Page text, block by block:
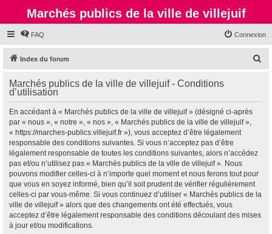
Marchés publics de la ville de villejuif
FAQ Connexion
Index du forum
h
Marchés publics de la ville de villejuif - Conditions
d’utilisation
En accédant à « Marchés publics de la ville de villejuif » (désigné ci-après
par « nous », « notre », « nos », « Marchés publics de la ville de villejuif »,
« https://marches-publics.villejuif.fr »), vous acceptez d’être légalement
responsable des conditions suivantes. Si vous n’acceptez pas d’être
légalement responsable de toutes les conditions suivantes, alors n’accédez
pas et/ou n’utilisez pas « Marchés publics de la ville de villejuif ». Nous
pouvons modifier celles-ci à n’importe quel moment et nous ferons tout pour
que vous en soyez informé, bien qu’il soit prudent de vérifier régulièrement
celles-ci par vous-même. Si vous continuez d’utiliser « Marchés publics de la
ville de villejuif » alors que des changements ont été effectués, vous
acceptez d’être légalement responsable des conditions découlant des mises
à jour et/ou modifications.